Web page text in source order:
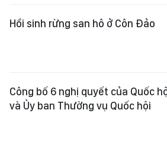
Hồi sinh rừng san hô ở Côn Đảo
Công bố 6 nghị quyết của Quốc
và Ủy ban Thường vụ Quốc hội